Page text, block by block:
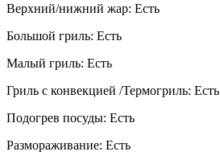
Верхний/нижний жар: Есть
Большой гриль: Есть
Малый гриль: Есть
Гриль с конвекцией /Термогриль: Есть
Подогрев посуды: Есть
Размораживание: Есть